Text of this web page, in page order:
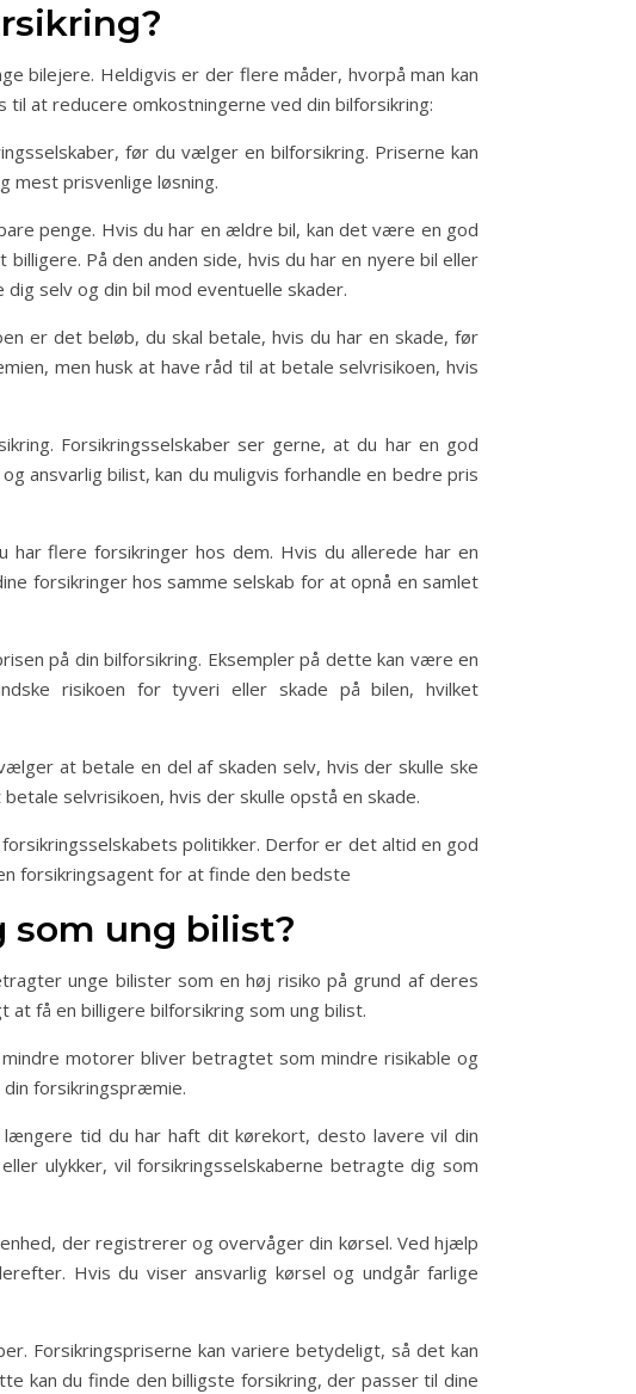
bilejere. Heldigvis er der flere måder, hvorpå man kan
at reducere omkostningerne ved din bilforsikring:
før du vælger en bilforsikring. Priserne kan
mest prisvenlige løsning.
penge. Hvis du har en ældre bil, kan det være en god
På den anden side, hvis du har en nyere bil eller
selv og din bil mod eventuelle skader.
er det beløb, du skal betale, hvis du har en skade, før
men husk at have råd til at betale selvrisikoen, hvis
Forsikringsselskaber ser gerne, at du har en god
ansvarlig bilist, kan du muligvis forhandle en bedre pris
har flere forsikringer hos dem. Hvis du allerede har en
forsikringer hos samme selskab for at opnå en samlet
på din bilforsikring. Eksempler på dette kan være en
risikoen for tyveri eller skade på bilen, hvilket
at betale en del af skaden selv, hvis der skulle ske
selvrisikoen, hvis der skulle opstå en skade.
politikker. Derfor er det altid en god
forsikringsagent for at finde den bedste
ung bilist?
unge bilister som en høj risiko på grund af deres
få en billigere bilforsikring som ung bilist.
motorer bliver betragtet som mindre risikable og
forsikringspræmie.
tid du har haft dit kørekort, desto lavere vil din
ulykker, vil forsikringsselskaberne betragte dig som
der registrerer og overvåger din kørsel. Ved hjælp
Hvis du viser ansvarlig kørsel og undgår farlige
Forsikringspriserne kan variere betydeligt, så det kan
kan du finde den billigste forsikring, der passer til dine